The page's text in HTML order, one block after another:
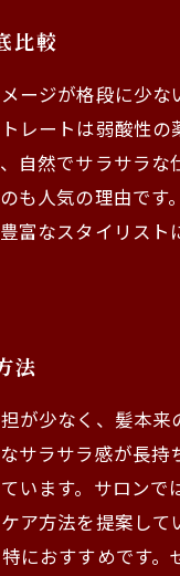
比較
ジが格段に少
ートは弱酸性
然でサラサラ
人気の理由で
なスタイリス
法
が少なく、髪本
ラサラ感が長
ます。サロン
方法を提案し
おすすめです